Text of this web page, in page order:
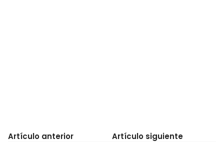
Artículo anterior Artículo siguiente